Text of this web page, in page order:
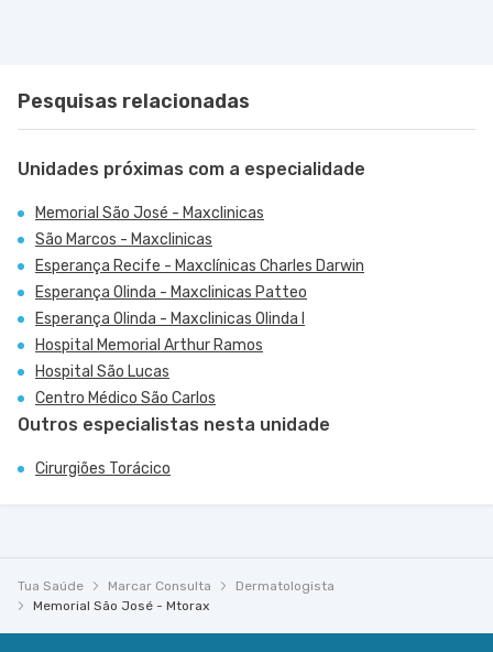
Pesquisas relacionadas
Unidades próximas com a especialidade
Memorial São José - Maxclinicas
São Marcos - Maxclinicas
Esperança Recife - Maxclínicas Charles Darwin
Esperança Olinda - Maxclinicas Patteo
Esperança Olinda - Maxclinicas Olinda I
Hospital Memorial Arthur Ramos
Hospital São Lucas
Centro Médico São Carlos
Outros especialistas nesta unidade
Cirurgiões Torácico
Tua Saúde Marcar Consulta
Dermatologista
Memorial São José - Mtorax